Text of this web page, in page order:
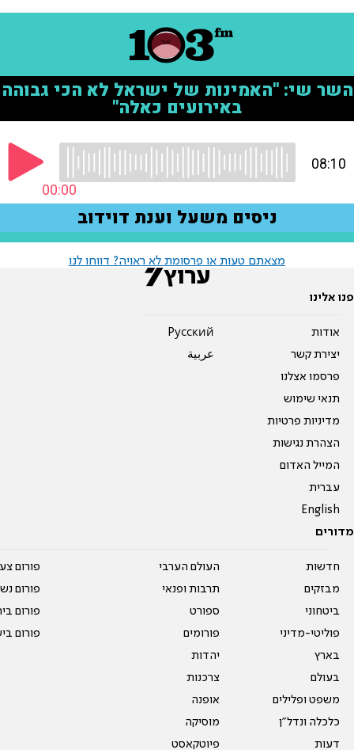
מצאתם טעות או פרסומת לא ראויה? דווחו לנו
פנו אלינו
אודות
יצירת קשר
פרסמו אצלנו
תנאי שימוש
מדיניות פרטיות
הצהרת נגישות
המייל האדום
עברית
English
Pусский
عربية
מדורים
חדשות
מבזקים
ביטחוני
פוליטי-מדיני
בארץ
בעולם
משפט ופלילים
כלכלה ונדל"ן
דעות
העולם הערבי
תרבות ופנאי
ספורט
פורומים
יהדות
צרכנות
אופנה
מוסיקה
פיוטקאסט
פורום
פורום
פורום
פורום